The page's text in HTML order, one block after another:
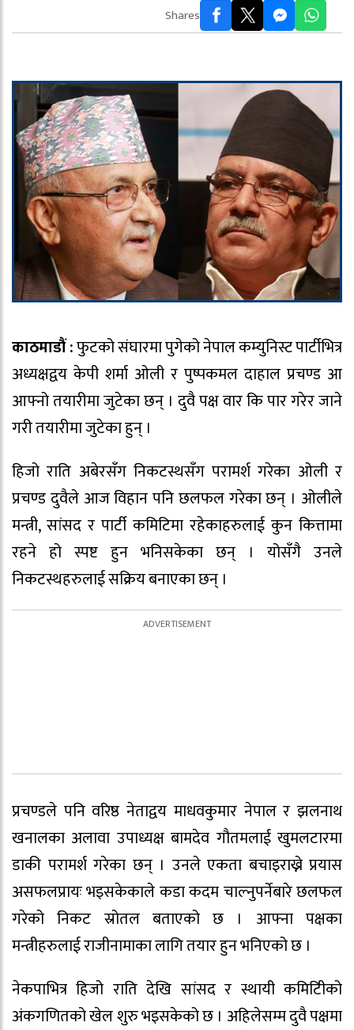
Shares
काठमाडौं :फुटको संघारमा पुगेको नेपाल कम्युनिस्ट पार्टीभित्र
अध्यक्षद्वय केपी शर्मा ओली र पुष्पकमल दाहाल प्रचण्ड आ
आफ्नो तयारीमा जुटेका छन् । दुवै पक्ष वार कि पार गरेर जाने
गरी तयारीमा जुटेका हुन् ।
हिजो राति अबेरसँग निकटस्थसँग परामर्श गरेका ओली र
प्रचण्ड दुवैले आज विहान पनि छलफल गरेका छन् । ओलीले
मन्त्री, सांसद र पार्टी कमिटिमा रहेकाहरुलाई कुन कित्तामा
रहने हो स्पष्ट हुन भनिसकेका छन् । योसँगै उनले
निकटस्थहरुलाई सक्रिय बनाएका छन् ।
प्रचण्डले पनि वरिष्ठ नेताद्वय माधवकुमार नेपाल र झलनाथ
खनालका अलावा उपाध्यक्ष बामदेव गौतमलाई खुमलटारमा
डाकी परामर्श गरेका छन् । उनले एकता बचाइराख्ने प्रयास
असफलप्रायः भइसकेकाले कडा कदम चाल्नुपर्नेबारे छलफल
गरेको निकट स्रोतल बताएको छ । आफ्ना पक्षका
मन्त्रीहरुलाई राजीनामाका लागि तयार हुन भनिएको छ ।
नेकपाभित्र हिजो राति देखि सांसद र स्थायी कमिटिीको
अंकगणितको खेल शुरु भइसकेको छ । अहिलेसम्म दुवै पक्षमा